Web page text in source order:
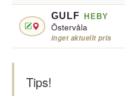
GULF HEBY
Östervåla
inget aktuellt pris
Tips!